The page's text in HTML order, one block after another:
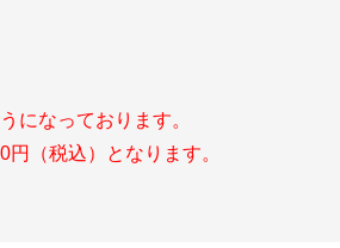
になっております。
（税込）となります。